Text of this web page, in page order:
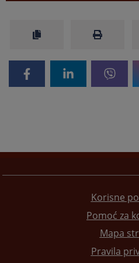
Korisne
Pomoć za
Mapa
Pravila